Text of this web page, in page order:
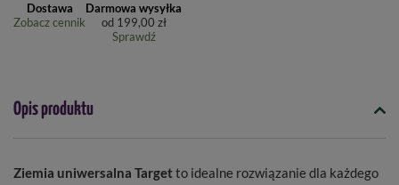
Dostawa
Zobacz cennik
Darmowa wysyłka
od 199,00 zł
Sprawdź
Opis produktu
Ziemia uniwersalna Targetto idealne rozwiązanie dla każdego